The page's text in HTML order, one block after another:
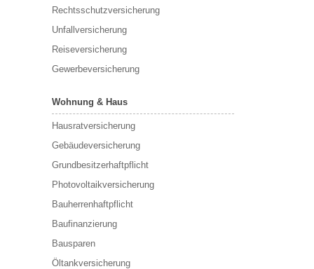
Rechtsschutzversicherung
Unfallversicherung
Reiseversicherung
Gewerbeversicherung
Wohnung & Haus
Hausratversicherung
Gebäudeversicherung
Grundbesitzerhaftpflicht
Photovoltaikversicherung
Bauherrenhaftpflicht
Baufinanzierung
Bausparen
Öltankversicherung